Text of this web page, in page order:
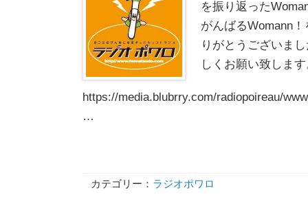
を振り返った
がんばるWomann
りがとうございま
しくお願い致しま
https://media.blubrry.com/radiopoireau/
…
カテゴリー： ラジオポワロ